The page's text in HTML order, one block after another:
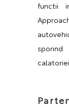
functii